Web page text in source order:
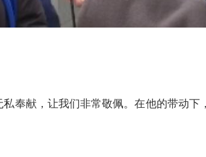
奉献，让我们非常敬佩。在他的带动